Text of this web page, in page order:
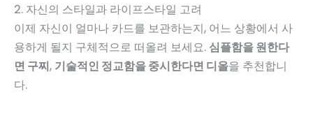
2. 자신의 스타일과 라이프스타일 고려
이제 자신이 얼마나 카드를 보관하는지, 어느 상황에서 사
용하게 될지 구체적으로 떠올려 보세요. 심플함을 원한다
면 구찌, 기술적인 정교함을 중시한다면 디올을 추천합니
다.